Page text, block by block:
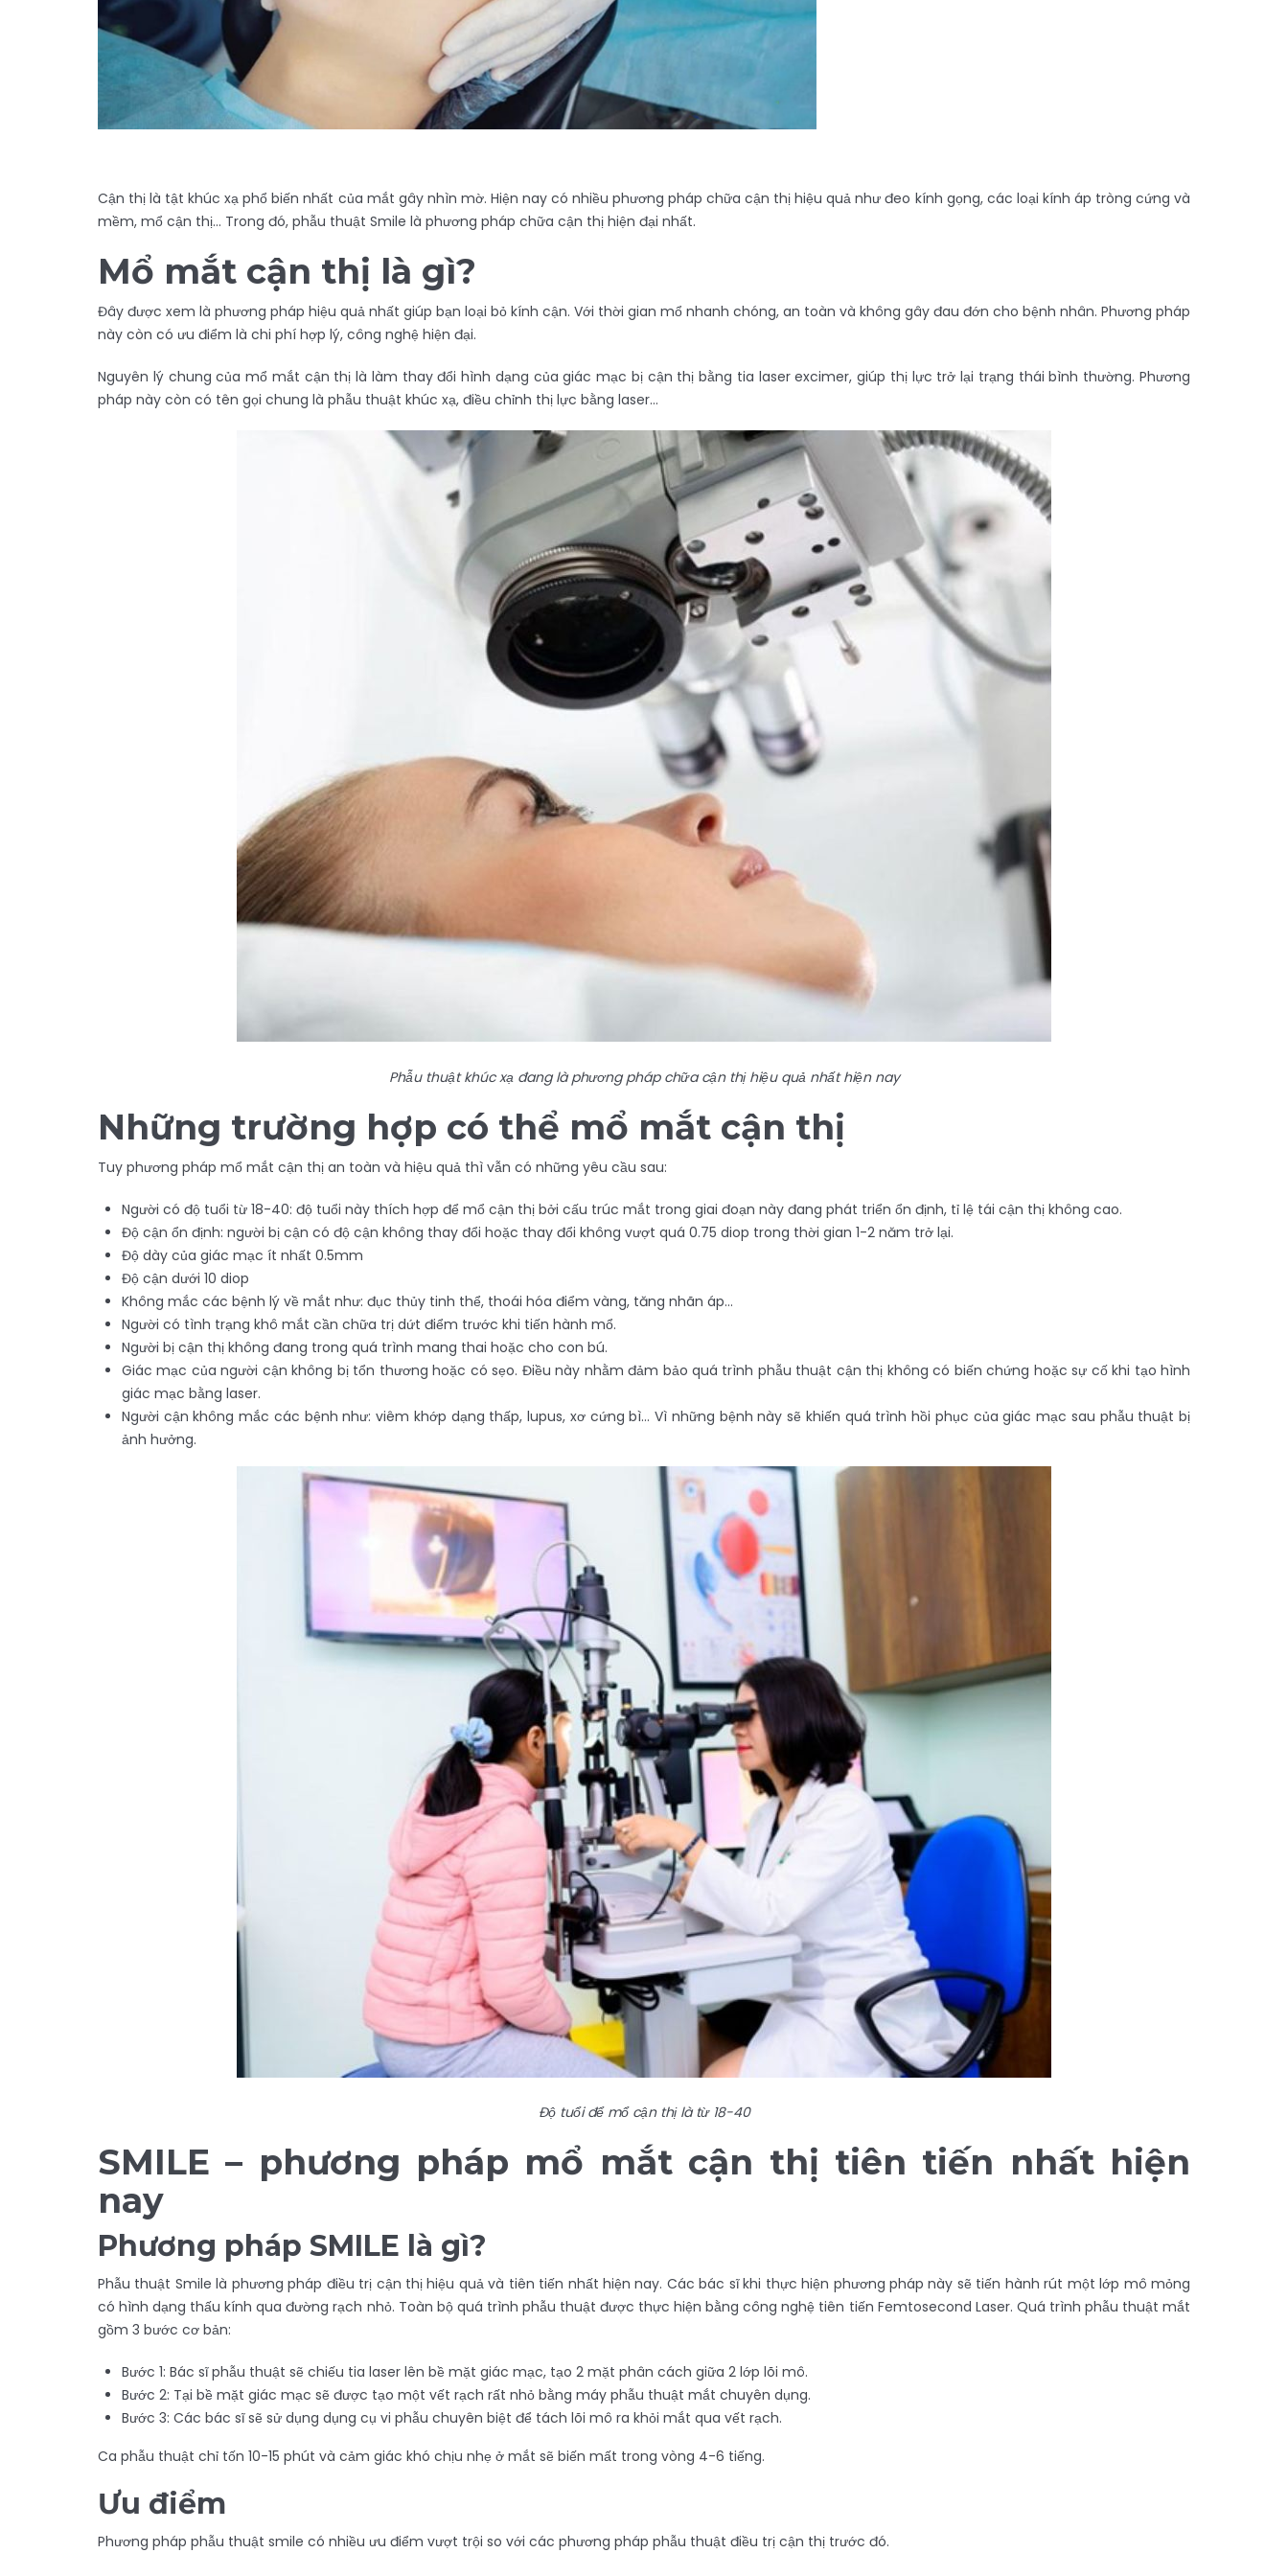
Cận thị là tật khúc xạ phổ biến nhất của mắt gây nhìn mờ. Hiện nay có nhiều phương pháp chữa cận thị hiệu quả như đeo kính gọng, các loại kính áp tròng cứng và
mềm, mổ cận thị… Trong đó, phẫu thuật Smile là phương pháp chữa cận thị hiện đại nhất.
Mổ mắt cận thị là gì?
Đây được xem là phương pháp hiệu quả nhất giúp bạn loại bỏ kính cận. Với thời gian mổ nhanh chóng, an toàn và không gây đau đớn cho bệnh nhân. Phương pháp
này còn có ưu điểm là chi phí hợp lý, công nghệ hiện đại.
Nguyên lý chung của mổ mắt cận thị là làm thay đổi hình dạng của giác mạc bị cận thị bằng tia laser excimer, giúp thị lực trở lại trạng thái bình thường. Phương
pháp này còn có tên gọi chung là phẫu thuật khúc xạ, điều chỉnh thị lực bằng laser…
Phẫuthuật khúc xạđang là phương pháp chữa cận thị hiệu quả nhất hiện nay
Những trường hợp có thể mổ mắt cận thị
Tuy phương pháp mổ mắt cận thị an toàn và hiệu quả thì vẫn có những yêu cầu sau:
Người có độ tuổi từ 18-40: độ tuổi này thích hợp để mổ cận thị bởi cấu trúc mắt trong giai đoạn này đang phát triển ổn định, tỉ lệ tái cận thị không cao.
Độ cận ổn định: người bị cận có độ cận không thay đổi hoặc thay đổi không vượt quá 0.75 diop trong thời gian 1-2 năm trở lại.
Độ dày của giác mạc ít nhất 0.5mm
Độ cận dưới 10 diop
Không mắc các bệnh lý về mắt như: đục thủy tinh thể, thoái hóa điểm vàng, tăng nhãn áp…
Người có tình trạng khô mắt cần chữa trị dứt điểm trước khi tiến hành mổ.
Người bị cận thị không đang trong quá trình mang thai hoặc cho con bú.
Giác mạc của người cận không bị tổn thương hoặc có sẹo. Điều này nhằm đảm bảo quá trình phẫu thuật cận thị không có biến chứng hoặc sự cố khi tạo hình
giác mạc bằng laser.
Người cận không mắc các bệnh như: viêm khớp dạng thấp, lupus, xơ cứng bì… Vì những bệnh này sẽ khiến quá trình hồi phục của giác mạc sau phẫu thuật bị
ảnh hưởng.
Độ tuổi để mổ cận thị là từ 18-40
SMILE – phương pháp mổ mắt cận thị tiên tiến nhất hiện
nay
Phương pháp SMILE là gì?
Phẫu thuật Smile là phương pháp điều trị cận thị hiệu quả và tiên tiến nhất hiện nay. Các bác sĩ khi thực hiện phương pháp này sẽ tiến hành rút một lớp mô mỏng
có hình dạng thấu kính qua đường rạch nhỏ. Toàn bộ quá trình phẫu thuật được thực hiện bằng công nghệ tiên tiến Femtosecond Laser. Quá trình phẫu thuật mắt
gồm 3 bước cơ bản:
Bước 1: Bác sĩ phẫu thuật sẽ chiếu tia laser lên bề mặt giác mạc, tạo 2 mặt phân cách giữa 2 lớp lõi mô.
Bước 2: Tại bề mặt giác mạc sẽ được tạo một vết rạch rất nhỏ bằng máy phẫu thuật mắt chuyên dụng.
Bước 3: Các bác sĩ sẽ sử dụng dụng cụ vi phẫu chuyên biệt để tách lõi mô ra khỏi mắt qua vết rạch.
Ca phẫu thuật chỉ tốn 10-15 phút và cảm giác khó chịu nhẹ ở mắt sẽ biến mất trong vòng 4-6 tiếng.
Ưu điểm
Phương pháp phẫu thuật smile có nhiều ưu điểm vượt trội so với các phương pháp phẫu thuật điều trị cận thị trước đó.